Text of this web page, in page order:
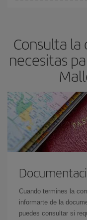
Consulta
necesitas
Cuando termines la
informarte de la
puedes consultar si